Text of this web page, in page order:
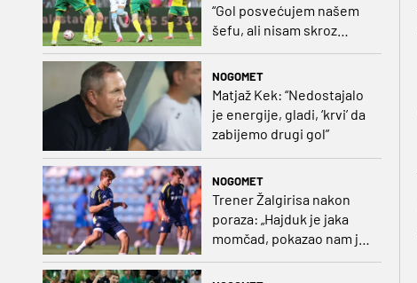
“Gol posvećujem našem
šefu, ali nisam skroz
razlike”
NOGOMET
Matjaž Kek: “Nedostajalo
je energije, gladi, ‘krvi’ da
zabijemo drugi gol”
NOGOMET
Trener Žalgirisa nakon
poraza: „Hajduk je jaka
momčad, pokazao nam je
kako se igra nogomet”